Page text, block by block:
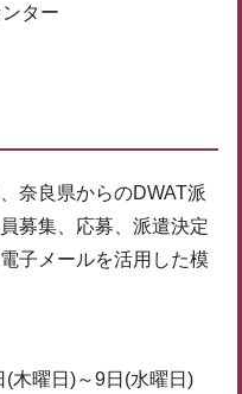
ター
奈良県からのDWAT派
募集、応募、派遣決定
子メールを活用した模
木曜日)～9日(水曜日)